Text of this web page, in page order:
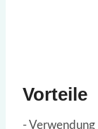
Vorteile
-